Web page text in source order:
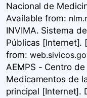
Nacional de
Available from:
INVIMA. Sistema
Públicas [Internet].
from:
AEMPS - Centro
Medicamentos de
principal [Internet].